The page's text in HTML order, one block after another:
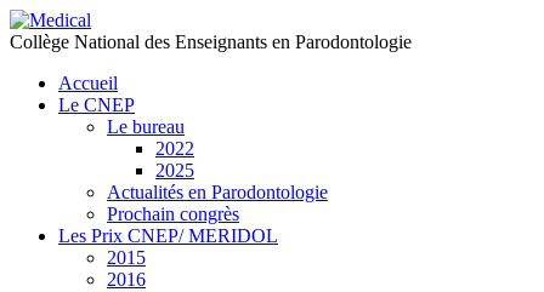
Collège National des Enseignants en Parodontologie
Accueil
Le CNEP
Le bureau
2022
2025
Actualités en Parodontologie
Prochain congrès
Les Prix CNEP/ MERIDOL
2015
2016
précédente
précédent
suivante
suivant